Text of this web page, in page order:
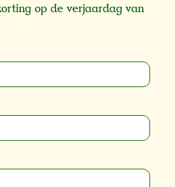
op de verjaardag van